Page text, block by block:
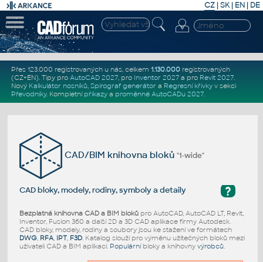
CZ | SK| EN | DE
Přes 123.000 registrovaných u nás, celkem 1.130.000registrovaných
(CZ+EN). Tipy pro AutoCAD 2027, pro Inventor 2027a pro Revit 2027.
Nový Kalkulátor nosníků, Spirograf generátor a Regresní křivkyv sekci
Převodníky. Kompletní příkazya proměnné AutoCADu 2027.
CAD/BIM knihovna bloků"1-wide"
?
CAD bloky, modely, rodiny, symboly a detaily
Bezplatná knihovna CAD a BIM blokůpro AutoCAD, AutoCAD LT, Revit,
Inventor, Fusion 360 a další 2D a 3D CAD aplikace firmy Autodesk.
CAD bloky, modely, rodiny a soubory jsou ke stažení ve formátech
DWG, RFA, IPT, F3D. Katalog slouží pro výměnu užitečných bloků mezi
uživateli CAD a BIM aplikací. Populárníbloky a knihovny výrobců.